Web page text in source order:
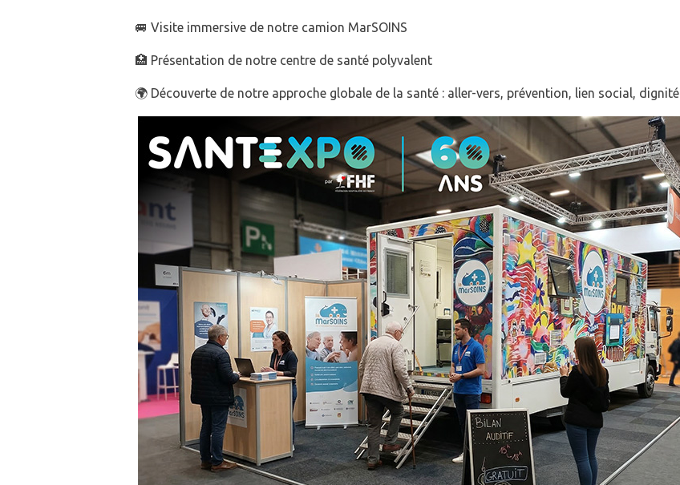
🚐 Visite immersive de notre camion MarSOINS
🏥 Présentation de notre centre de santé polyvalent
🌍 Découverte de notre approche globale de la santé : aller-vers, prévention, lien social, dignité